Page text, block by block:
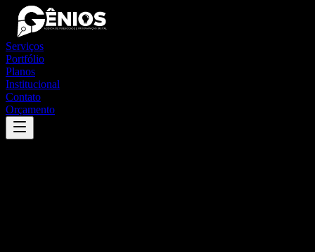
Serviços
Portfólio
Planos
Institucional
Contato
Orçamento